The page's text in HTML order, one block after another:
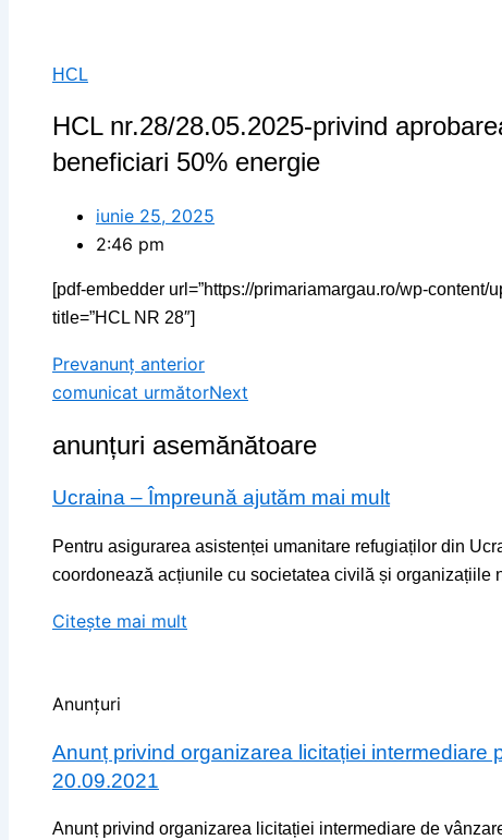
HCL
HCL nr.28/28.05.2025-privind
beneficiari 50% energie
iunie 25, 2025
2:46 pm
[pdf-embedder url=”https://primariamargau.ro/wp-content/
title=”HCL NR 28″]
Prevanunț anterior
comunicat următorNext
anunțuri asemănătoare
Ucraina – Împreună ajutăm mai mult
Pentru asigurarea asistenței umanitare refugiaților din
coordonează acțiunile cu societatea civilă și organizațiile
Citește mai mult
Anunțuri
Anunț privind organizarea licitației intermediare
20.09.2021
Anunț privind organizarea licitației intermediare de